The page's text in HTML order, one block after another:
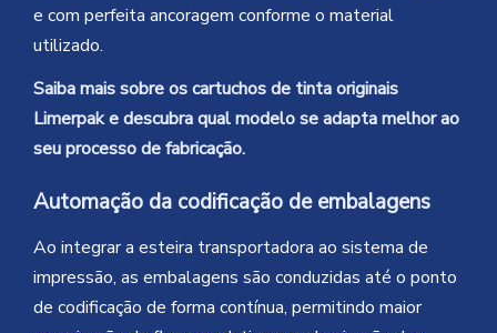
e com perfeita ancoragem conforme o material
utilizado.
Saiba mais sobre os cartuchos de tinta originais
Limerpak e descubra qual modelo se adapta melhor ao
seu processo de fabricação.
Automação da codificação de embalagens
Ao integrar a esteira transportadora ao sistema de
impressão, as embalagens são conduzidas até o ponto
de codificação de forma contínua, permitindo maior